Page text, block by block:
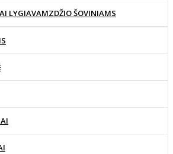
LYGIAVAMZDŽIO ŠOVINIAMS